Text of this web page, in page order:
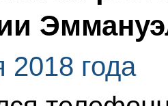
2018 года